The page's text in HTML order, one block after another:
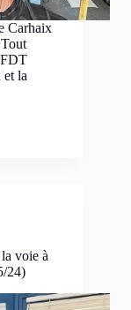
Carhaix
et la
voie à
24)